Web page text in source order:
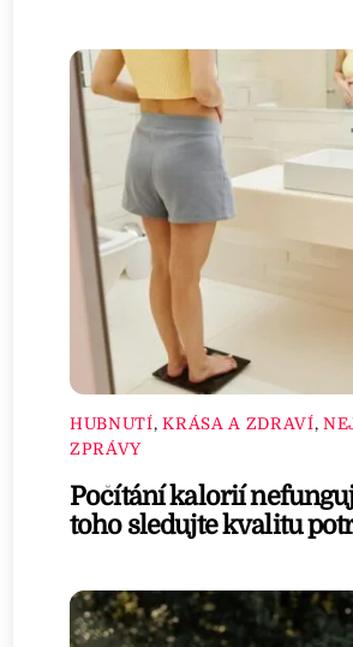
HUBNUTÍ,KRÁSA A ZDRAVÍ,
ZPRÁVY
Počítání kalorií
toho sledujte kvalitu